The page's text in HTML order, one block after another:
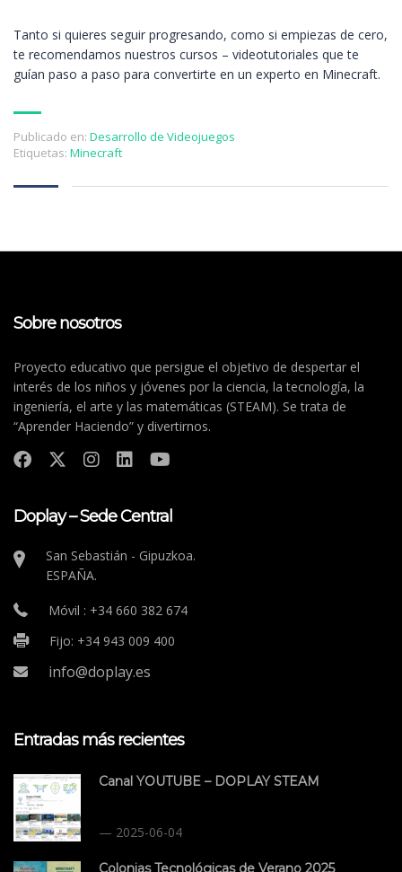
Tanto si quieres seguir progresando, como si empiezas de cero,
te recomendamos nuestros cursos – videotutoriales que te
guían paso a paso para convertirte en un experto en Minecraft.
Publicado en: Desarrollo de Videojuegos
Etiquetas: Minecraft
Sobre nosotros
Proyecto educativo que persigue el objetivo de despertar el
interés de los niños y jóvenes por la ciencia, la tecnología, la
ingeniería, el arte y las matemáticas (STEAM). Se trata de
“Aprender Haciendo” y divertirnos.
Doplay – Sede Central
San Sebastián - Gipuzkoa.
ESPAÑA.
Móvil : +34 660 382 674
Fijo: +34 943 009 400
info@doplay.es
Entradas más recientes
Canal YOUTUBE – DOPLAY STEAM
2025-06-04
Colonias Tecnológicas de Verano 2025